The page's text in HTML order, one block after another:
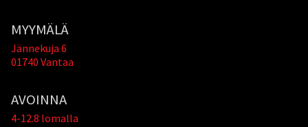
MYYMÄLÄ
Jännekuja 6
01740 Vantaa
AVOINNA
4-12.8 lomalla